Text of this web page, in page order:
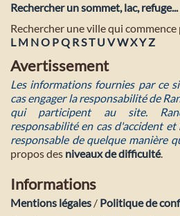
Rechercher un sommet, lac, refuge...
Rechercher une ville qui commence
L M NO PQ RST U VWXYZ
Avertissement
Les informations fournies par ce
cas engager la responsabilité de
qui participent au site.
responsabilité en cas d'accident
responsable de quelque manière
propos des niveaux de difficulté.
Informations
Mentions légales / Politique de